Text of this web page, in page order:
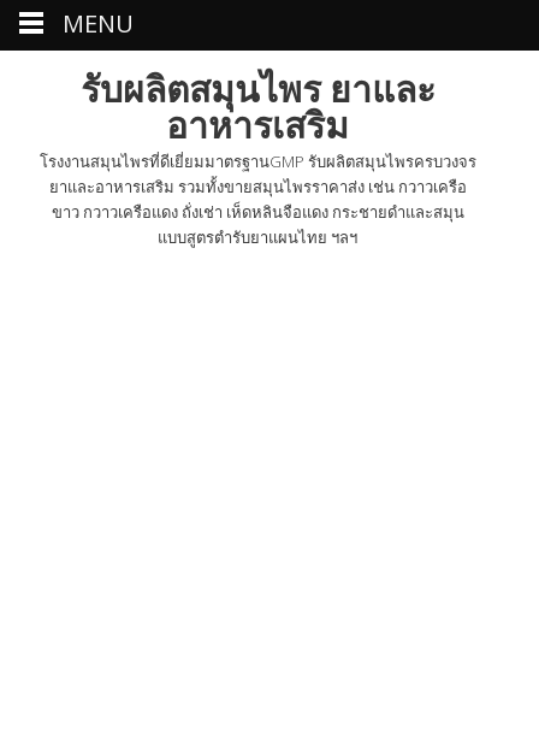
รับผลิตสมุนไพร ยาและ
อาหารเสริม
โรงงานสมุนไพรที่ดีเยี่ยมมาตรฐานGMP รับผลิตสมุนไพรครบวงจร
ยาและอาหารเสริม รวมทั้งขายสมุนไพรราคาส่ง เช่น กวาวเครือ
ขาว กวาวเครือแดง ถั่งเช่า เห็ดหลินจือแดง กระชายดำและสมุน
แบบสูตรตำรับยาแผนไทย ฯลฯ
MENU